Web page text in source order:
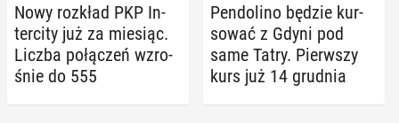
Nowy rozkład PKP In­
ter­ci­ty już za miesiąc.
Liczba po­łą­czeń wzro­
śnie do 555
Pen­do­li­no będzie kur­
so­wać z Gdyni pod
same Tatry. Pierw­szy
kurs już 14 grudnia